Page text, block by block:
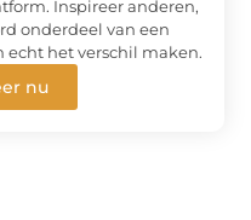
Inspireer anderen,
onderdeel van een
echt het verschil maken.
nu